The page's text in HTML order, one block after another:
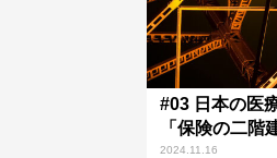
#03 日本の医
「保険の二階
2024.11.16